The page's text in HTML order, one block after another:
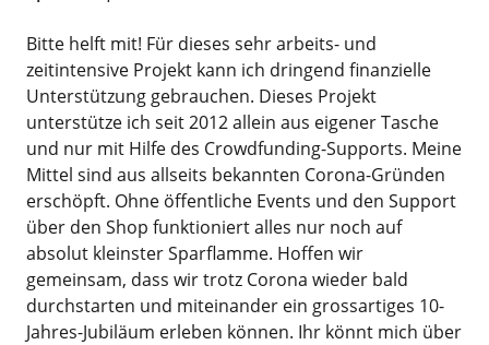
Bitte helft mit! Für dieses sehr arbeits- und
zeitintensive Projekt kann ich dringend finanzielle
Unterstützung gebrauchen. Dieses Projekt
unterstütze ich seit 2012 allein aus eigener Tasche
und nur mit Hilfe des Crowdfunding-Supports. Meine
Mittel sind aus allseits bekannten Corona-Gründen
erschöpft. Ohne öffentliche Events und den Support
über den Shop funktioniert alles nur noch auf
absolut kleinster Sparflamme. Hoffen wir
gemeinsam, dass wir trotz Corona wieder bald
durchstarten und miteinander ein grossartiges 10-
Jahres-Jubiläum erleben können. Ihr könnt mich über